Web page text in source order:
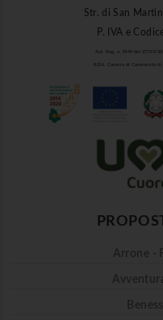
Str. di San
P. IVA e
Aut. Reg. n. 1849 del 27/03/
R.E.A. Camera di Commercio
Arrone -